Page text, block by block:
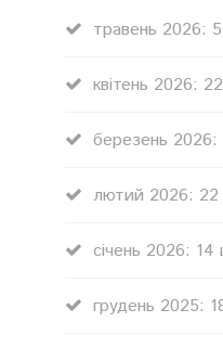
травень 2026:
квітень 2026:
березень
лютий 2026:
січень 2026:
грудень 2025: